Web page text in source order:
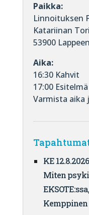
Paikka:
Linnoituksen
Katariinan
53900
Aika:
16:30 Kahvit
17:00 Esitelmä
Varmista aika
KE
Miten
Kemppinen